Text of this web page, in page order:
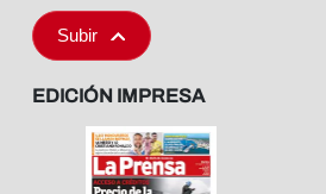
Subir
EDICIÓN IMPRESA